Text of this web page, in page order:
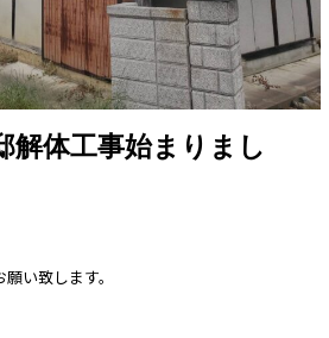
体工事始まりまし
い致します。